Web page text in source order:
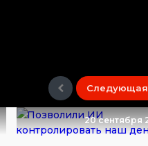
Следующая
20 сентября